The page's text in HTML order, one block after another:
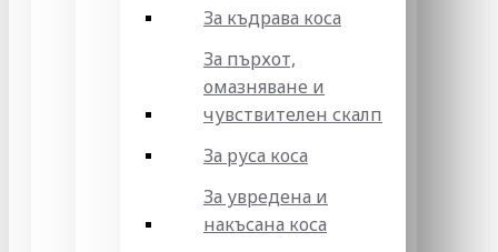
За къдрава коса
За пърхот,
омазняване и
чувствителен скалп
За руса коса
За увредена и
накъсана коса